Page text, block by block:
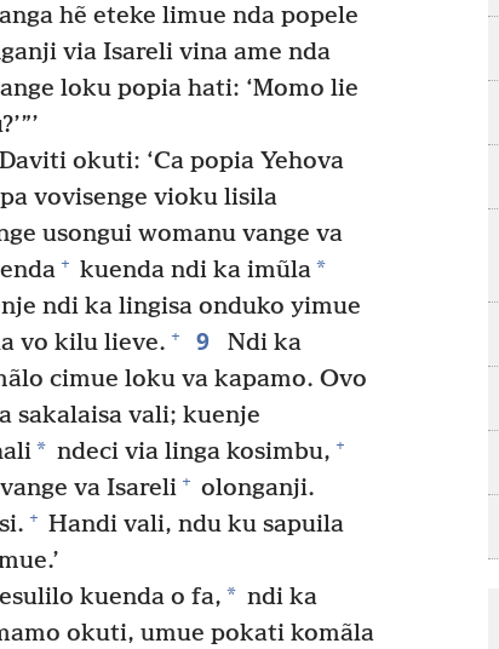
hẽ eteke limue nda popele
via Isareli vina ame nda
loku popia hati: ‘Momo lie
okuti: ‘Ca popia Yehova
vovisenge vioku lisila
usongui womanu vange va
+ kuenda ndi ka imũla*
ndi ka lingisa onduko yimue
vo kilu lieve. + 9
Ndi ka
cimue loku va kapamo. Ovo
sakalaisa vali; kuenje
* ndeci via linga kosimbu, +
va Isareli + olonganji.
+ Handi vali, ndu ku sapuila
kuenda o fa, * ndi ka
okuti, umue pokati komãla